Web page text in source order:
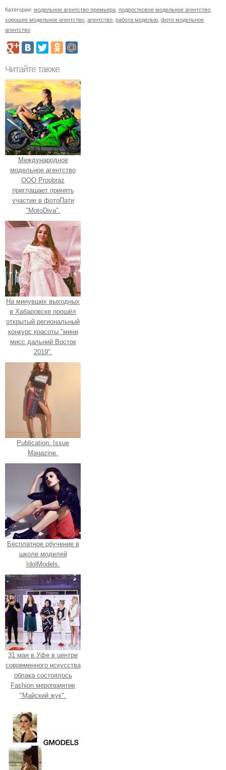
Категории: модельное агентство премьера подростковое модельное агентство
хорошее модельное агентство агентство работа моделью фото модельное
агентство
Читайте также
Международное
модельное агентство
ООО Proobraz
приглашает принять
участие в фотоПати
"MotoDiva".
На минувших выходных
в Хабаровске прошёл
открытый региональный
конкурс красоты "мини
мисс дальний Восток
2019".
Publication: Issue
Magazine.
Бесплатное обучение в
школе моделей
IdolModels.
31 мая в Уфе в центре
современного искусства
облака состоялось
Fashion мероприятие
"Майский жук".